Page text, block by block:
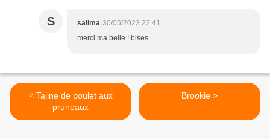
S salima 30/05/2023 22:41
merci ma belle ! bises
< Tajine de poulet aux
pruneaux
Brookie >